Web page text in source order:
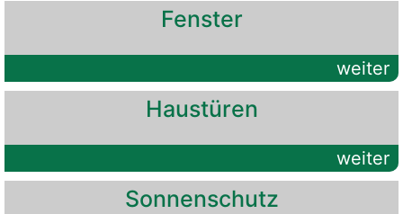
Fenster
weiter
Haustüren
weiter
Sonnenschutz